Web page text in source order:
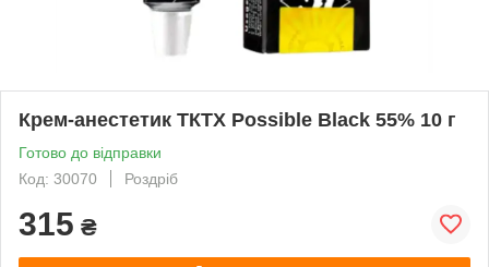
Крем-анестетик ТКТХ Possible Black 55% 10 г
Готово до відправки
Код: 30070
Роздріб
315 ₴